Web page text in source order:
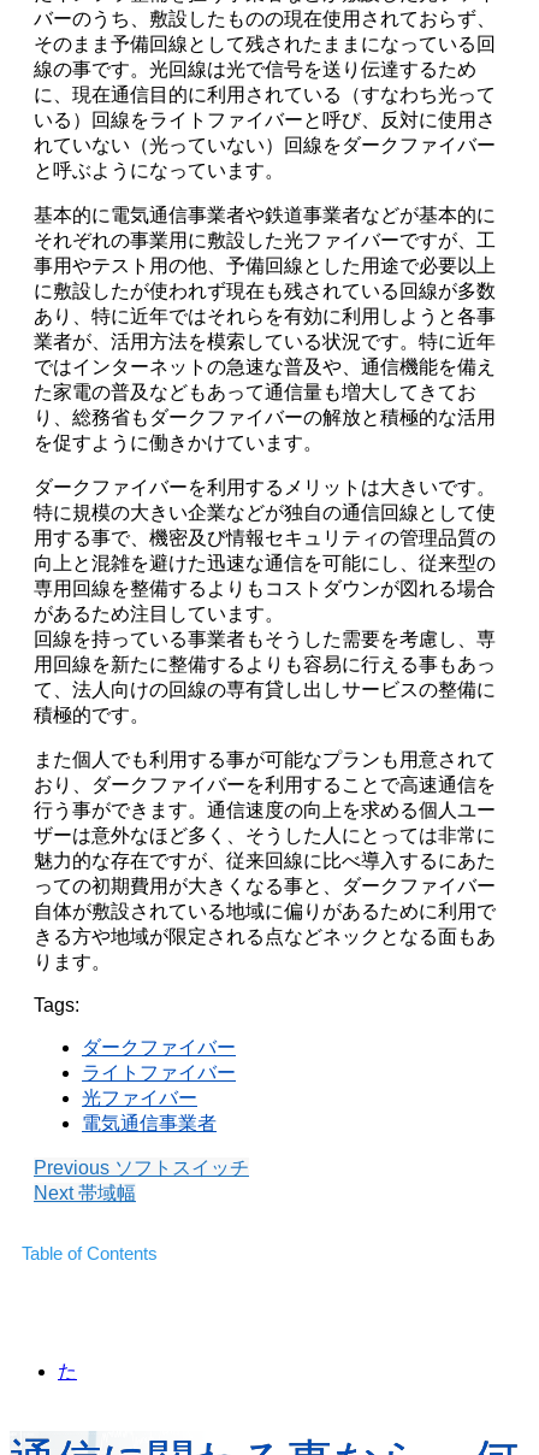
バーのうち、敷設したものの現在使用されておらず、
そのまま予備回線として残されたままになっている回
線の事です。光回線は光で信号を送り伝達するため
に、現在通信目的に利用されている（すなわち光って
いる）回線をライトファイバーと呼び、反対に使用さ
れていない（光っていない）回線をダークファイバー
と呼ぶようになっています。
基本的に電気通信事業者や鉄道事業者などが基本的に
それぞれの事業用に敷設した光ファイバーですが、工
事用やテスト用の他、予備回線とした用途で必要以上
に敷設したが使われず現在も残されている回線が多数
あり、特に近年ではそれらを有効に利用しようと各事
業者が、活用方法を模索している状況です。特に近年
ではインターネットの急速な普及や、通信機能を備え
た家電の普及などもあって通信量も増大してきてお
り、総務省もダークファイバーの解放と積極的な活用
を促すように働きかけています。
ダークファイバーを利用するメリットは大きいです。
特に規模の大きい企業などが独自の通信回線として使
用する事で、機密及び情報セキュリティの管理品質の
向上と混雑を避けた迅速な通信を可能にし、従来型の
専用回線を整備するよりもコストダウンが図れる場合
があるため注目しています。
回線を持っている事業者もそうした需要を考慮し、専
用回線を新たに整備するよりも容易に行える事もあっ
て、法人向けの回線の専有貸し出しサービスの整備に
積極的です。
また個人でも利用する事が可能なプランも用意されて
おり、ダークファイバーを利用することで高速通信を
行う事ができます。通信速度の向上を求める個人ユー
ザーは意外なほど多く、そうした人にとっては非常に
魅力的な存在ですが、従来回線に比べ導入するにあた
っての初期費用が大きくなる事と、ダークファイバー
自体が敷設されている地域に偏りがあるために利用で
きる方や地域が限定される点などネックとなる面もあ
ります。
Tags:
ダークファイバー
ライトファイバー
光ファイバー
電気通信事業者
Previous ソフトスイッチ
Next帯域幅
Table of Contents
た